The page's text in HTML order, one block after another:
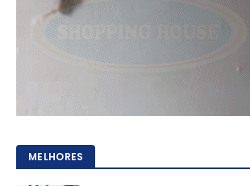
MELHORES